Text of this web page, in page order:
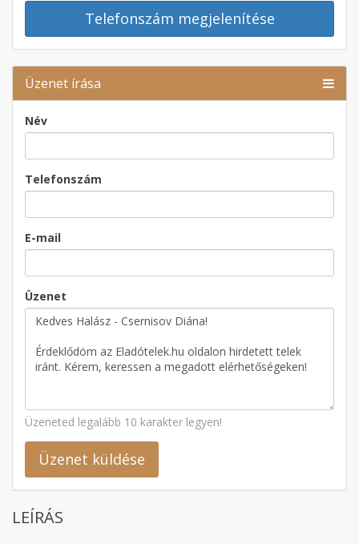
Telefonszám megjelenítése
Üzenet írása
Név
Telefonszám
E-mail
Üzenet
Üzeneted legalább 10 karakter legyen!
Üzenet küldése
LEÍRÁS